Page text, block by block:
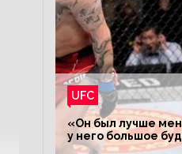
UFC
«Он был лучше
у него большое
Волков – о